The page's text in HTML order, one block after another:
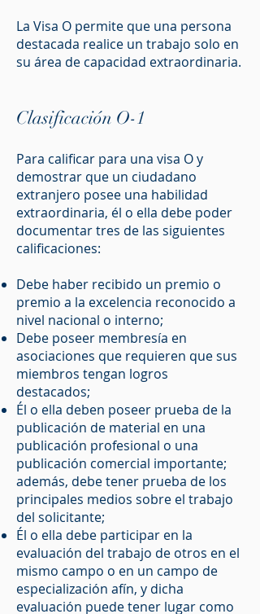
La Visa O permite que una persona
destacada realice un trabajo solo en
su área de capacidad extraordinaria.
Clasificación O-1
Para calificar para una visa O y
demostrar que un ciudadano
extranjero posee una habilidad
extraordinaria, él o ella debe poder
documentar tres de las siguientes
calificaciones:
Debe haber recibido un premio o
premio a la excelencia reconocido a
nivel nacional o interno;
Debe poseer membresía en
asociaciones que requieren que sus
miembros tengan logros
destacados;
Él o ella deben poseer prueba de la
publicación de material en una
publicación profesional o una
publicación comercial importante;
además, debe tener prueba de los
principales medios sobre el trabajo
del solicitante;
Él o ella debe participar en la
evaluación del trabajo de otros en el
mismo campo o en un campo de
especialización afín, y dicha
evaluación puede tener lugar como